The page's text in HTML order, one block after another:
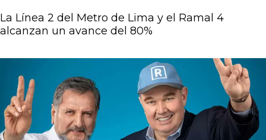
La Línea 2 del Metro de Lima y el Ramal 4
alcanzan un avance del 80%